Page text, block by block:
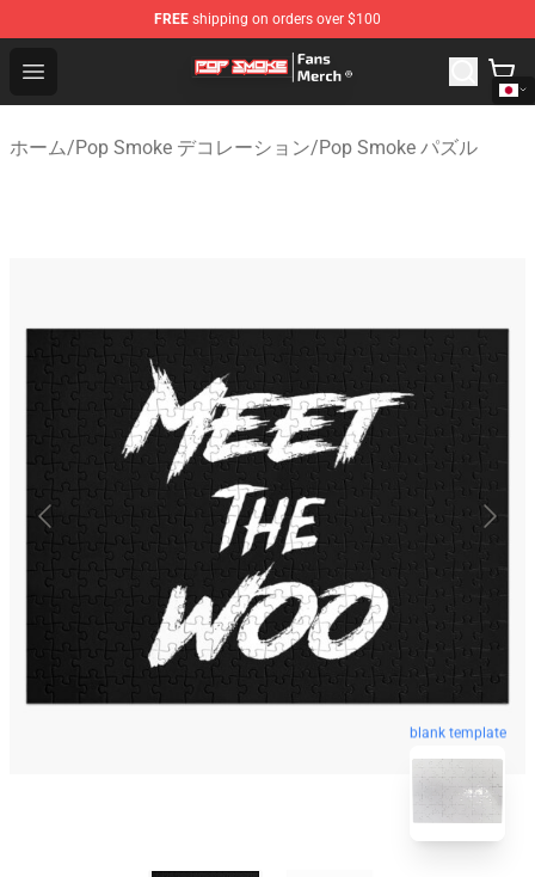
FREE shipping on orders over $100
Open menu
Pop Smoke Store - Official Pop Smoke Merchandise
ホーム/Pop Smoke デコレーション/Pop Smoke パズル
blank template